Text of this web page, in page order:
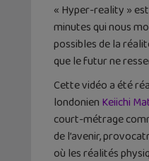
« Hyper-reality »
minutes qui nous
possibles de la
que le futur ne
Cette vidéo a été
londonien Keiichi
court-métrage
de l’avenir,
où les réalités